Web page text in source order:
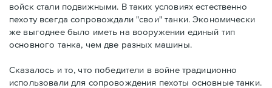
войск стали подвижными. В таких условиях естественно
пехоту всегда сопровождали "свои" танки. Экономически
же выгоднее было иметь на вооружении единый тип
основного танка, чем две разных машины.
Сказалось и то, что победители в войне традиционно
использовали для сопровождения пехоты основные танки.